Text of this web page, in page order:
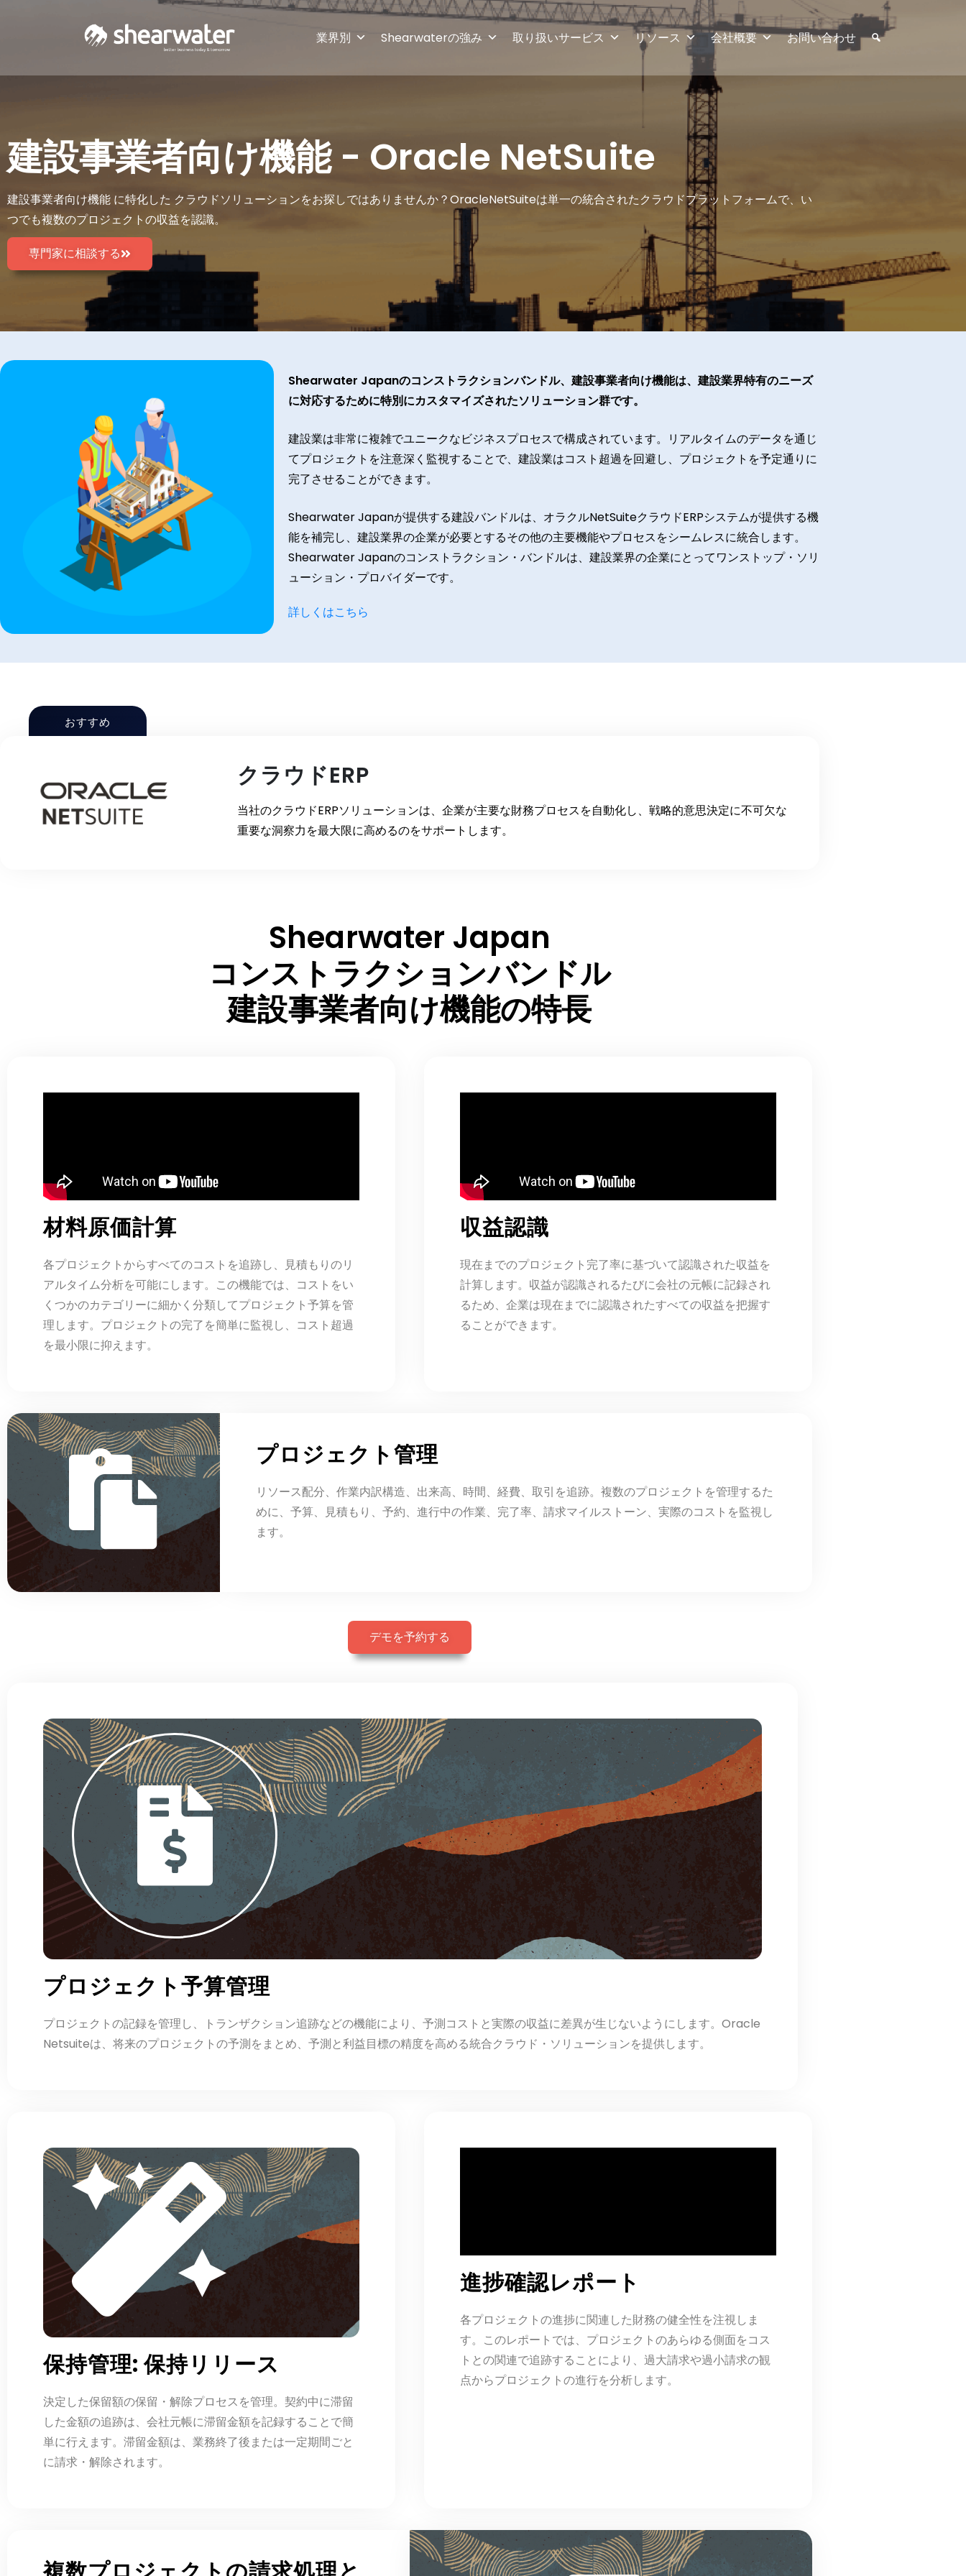
業界別 Shearwaterの強み 取り扱いサービス リソース 会社概要 お問い合わせ
建設事業者向け機能 - Oracle NetSuite
建設事業者向け機能 に特化した クラウドソリューションをお探しではありませんか？OracleNetSuiteは単一の統合されたクラウドプラットフォームで、い
つでも複数のプロジェクトの収益を認識。
専門家に相談する
Shearwater Japanのコンストラクションバンドル、建設事業者向け機能は、建設業界特有のニーズ
に対応するために特別にカスタマイズされたソリューション群です。
建設業は非常に複雑でユニークなビジネスプロセスで構成されています。リアルタイムのデータを通じ
てプロジェクトを注意深く監視することで、建設業はコスト超過を回避し、プロジェクトを予定通りに
完了させることができます。
Shearwater Japanが提供する建設バンドルは、オラクルNetSuiteクラウドERPシステムが提供する機
能を補完し、建設業界の企業が必要とするその他の主要機能やプロセスをシームレスに統合します。
Shearwater Japanのコンストラクション・バンドルは、建設業界の企業にとってワンストップ・ソリ
ューション・プロバイダーです。
詳しくはこちら
おすすめ
クラウドERP
当社のクラウドERPソリューションは、企業が主要な財務プロセスを自動化し、戦略的意思決定に不可欠な
重要な洞察力を最大限に高めるのをサポートします。
Shearwater Japan
コンストラクションバンドル
建設事業者向け機能の特長
材料原価計算
各プロジェクトからすべてのコストを追跡し、見積もりのリ
アルタイム分析を可能にします。この機能では、コストをい
くつかのカテゴリーに細かく分類してプロジェクト予算を管
理します。プロジェクトの完了を簡単に監視し、コスト超過
を最小限に抑えます。
収益認識
現在までのプロジェクト完了率に基づいて認識された収益を
計算します。収益が認識されるたびに会社の元帳に記録され
るため、企業は現在までに認識されたすべての収益を把握す
ることができます。
プロジェクト管理
リソース配分、作業内訳構造、出来高、時間、経費、取引を追跡。複数のプロジェクトを管理するた
めに、予算、見積もり、予約、進行中の作業、完了率、請求マイルストーン、実際のコストを監視し
ます。
デモを予約する
プロジェクト予算管理
プロジェクトの記録を管理し、トランザクション追跡などの機能により、予測コストと実際の収益に差異が生じないようにします。Oracle
Netsuiteは、将来のプロジェクトの予測をまとめ、予測と利益目標の精度を高める統合クラウド・ソリューションを提供します。
保持管理: 保持リリース
決定した保留額の保留・解除プロセスを管理。契約中に滞留
した金額の追跡は、会社元帳に滞留金額を記録することで簡
単に行えます。滞留金額は、業務終了後または一定期間ごと
に請求・解除されます。
進捗確認レポート
各プロジェクトの進捗に関連した財務の健全性を注視しま
す。このレポートでは、プロジェクトのあらゆる側面をコス
トとの関連で追跡することにより、過大請求や過小請求の観
点からプロジェクトの進行を分析します。